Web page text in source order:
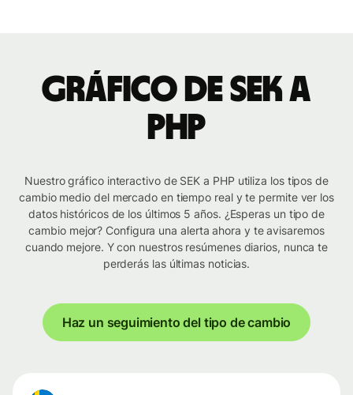
Gráfico de SEK a
PHP
Nuestro gráfico interactivo de SEK a PHP utiliza los tipos de
cambio medio del mercado en tiempo real y te permite ver los
datos históricos de los últimos 5 años. ¿Esperas un tipo de
cambio mejor? Configura una alerta ahora y te avisaremos
cuando mejore. Y con nuestros resúmenes diarios, nunca te
perderás las últimas noticias.
Haz un seguimiento del tipo de cambio